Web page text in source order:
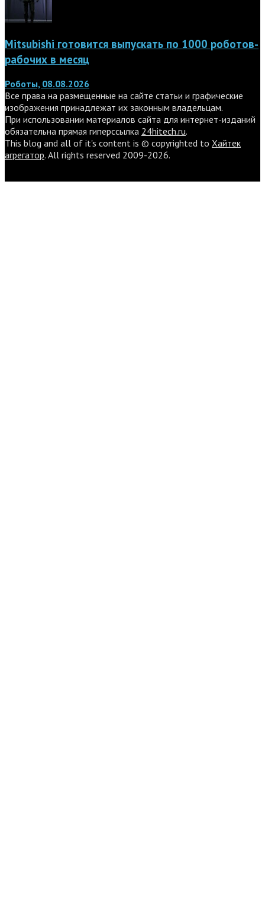
Mitsubishi готовится выпускать по 1000 роботов-
рабочих в месяц
Роботы, 08.08.2026
Все права на размещенные на сайте статьи и графические
изображения принадлежат их законным владельцам.
При использовании материалов сайта для интернет-изданий
обязательна прямая гиперссылка 24hitech.ru.
This blog and all of it's content is © copyrighted to Хайтек
агрегатор. All rights reserved 2009-2026.